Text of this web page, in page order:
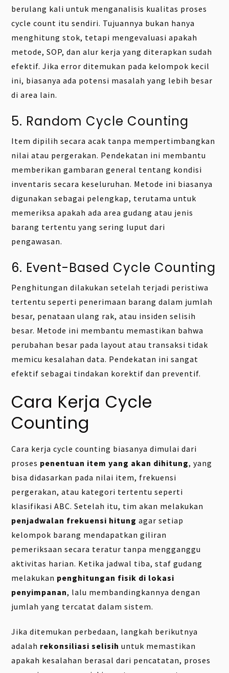
berulang kali untuk menganalisis kualitas proses
cycle count itu sendiri. Tujuannya bukan hanya
menghitung stok, tetapi mengevaluasi apakah
metode, SOP, dan alur kerja yang diterapkan sudah
efektif. Jika error ditemukan pada kelompok kecil
ini, biasanya ada potensi masalah yang lebih besar
di area lain.
5. Random Cycle Counting
Item dipilih secara acak tanpa mempertimbangkan
nilai atau pergerakan. Pendekatan ini membantu
memberikan gambaran general tentang kondisi
inventaris secara keseluruhan. Metode ini biasanya
digunakan sebagai pelengkap, terutama untuk
memeriksa apakah ada area gudang atau jenis
barang tertentu yang sering luput dari
pengawasan.
6. Event-Based Cycle Counting
Penghitungan dilakukan setelah terjadi peristiwa
tertentu seperti penerimaan barang dalam jumlah
besar, penataan ulang rak, atau insiden selisih
besar. Metode ini membantu memastikan bahwa
perubahan besar pada layout atau transaksi tidak
memicu kesalahan data. Pendekatan ini sangat
efektif sebagai tindakan korektif dan preventif.
Cara Kerja Cycle
Counting
Cara kerja cycle counting biasanya dimulai dari
proses penentuan item yang akan dihitung, yang
bisa didasarkan pada nilai item, frekuensi
pergerakan, atau kategori tertentu seperti
klasifikasi ABC. Setelah itu, tim akan melakukan
penjadwalan frekuensi hitung agar setiap
kelompok barang mendapatkan giliran
pemeriksaan secara teratur tanpa mengganggu
aktivitas harian. Ketika jadwal tiba, staf gudang
melakukan penghitungan fisik di lokasi
penyimpanan, lalu membandingkannya dengan
jumlah yang tercatat dalam sistem.
Jika ditemukan perbedaan, langkah berikutnya
adalah rekonsiliasi selisih untuk memastikan
apakah kesalahan berasal dari pencatatan, proses